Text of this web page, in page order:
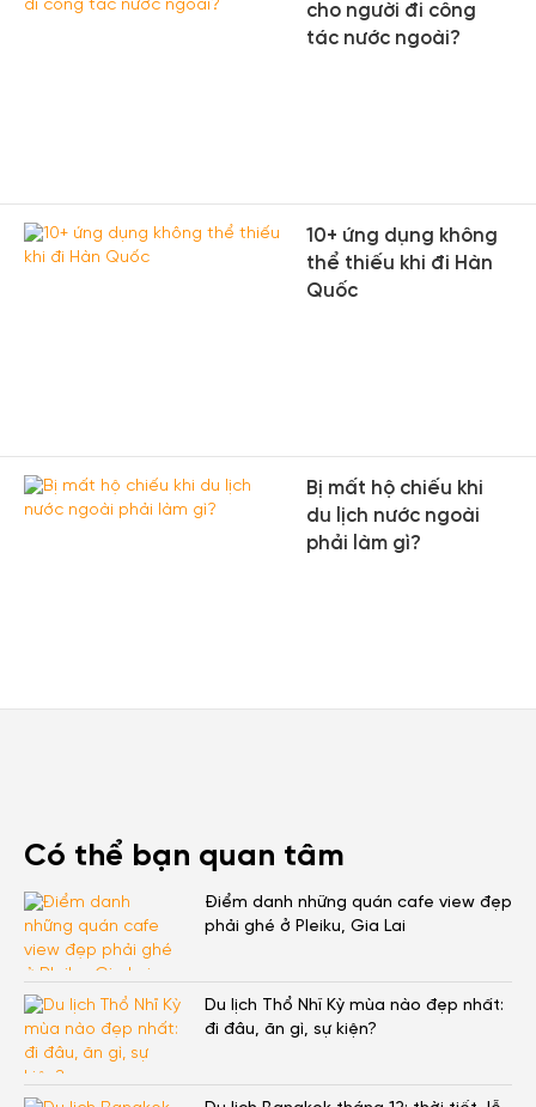
cho người đi công
tác nước ngoài?
10+ ứng dụng không
thể thiếu khi đi Hàn
Quốc
Bị mất hộ chiếu khi
du lịch nước ngoài
phải làm gì?
Có thể bạn quan tâm
Điểm danh những quán cafe view đẹp
phải ghé ở Pleiku, Gia Lai
Du lịch Thổ Nhĩ Kỳ mùa nào đẹp nhất:
đi đâu, ăn gì, sự kiện?